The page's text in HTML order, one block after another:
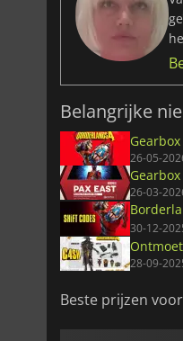
Belangrijke
26-05-
26-03-
30-12-
28-09-
Beste prijzen